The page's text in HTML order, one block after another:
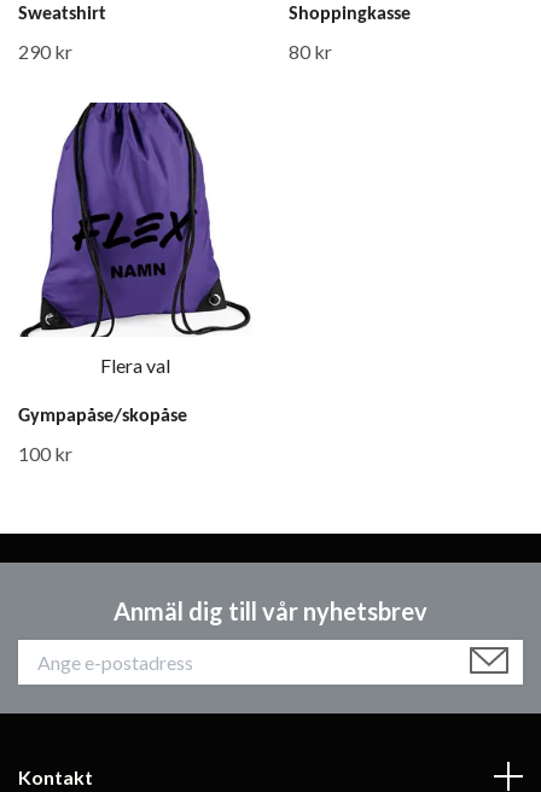
Sweatshirt
290 kr
Shoppingkasse
80 kr
Flera val
Gympapåse/skopåse
100 kr
Anmäl dig till vår nyhetsbrev
Kontakt